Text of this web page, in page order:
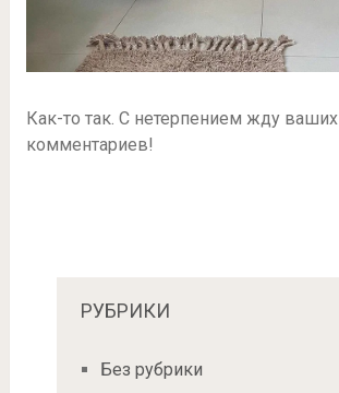
Как-то так. С нетерпением жду ваших
комментариев!
РУБРИКИ
Без рубрики